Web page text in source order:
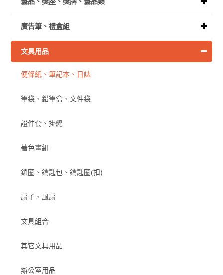
廣告筆、禮盒組
文具用品
便條紙、筆記本、日誌
筆袋、鉛筆盒、文件袋
證件套、掛繩
著色畫組
鎖圈、鑰匙包、鑰匙圈(扣)
扇子、風扇
文具組合
其它文具用品
辦公室用品